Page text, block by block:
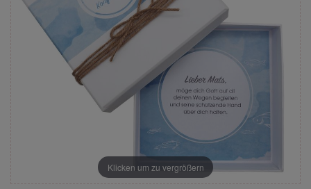
Klicken um zu vergrößern